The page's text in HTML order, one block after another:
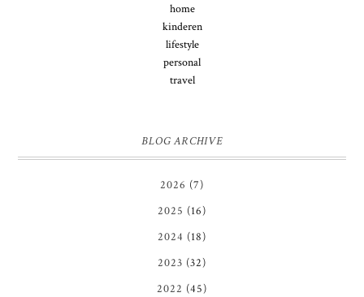
home
kinderen
lifestyle
personal
travel
BLOG ARCHIVE
2026 (7)
2025 (16)
2024 (18)
2023 (32)
2022 (45)